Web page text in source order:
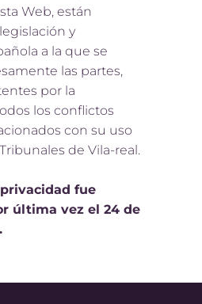
Web, están
y
a la que se
las partes,
por la
los conflictos
con su uso
de Vila-real.
fue
última vez el 24 de